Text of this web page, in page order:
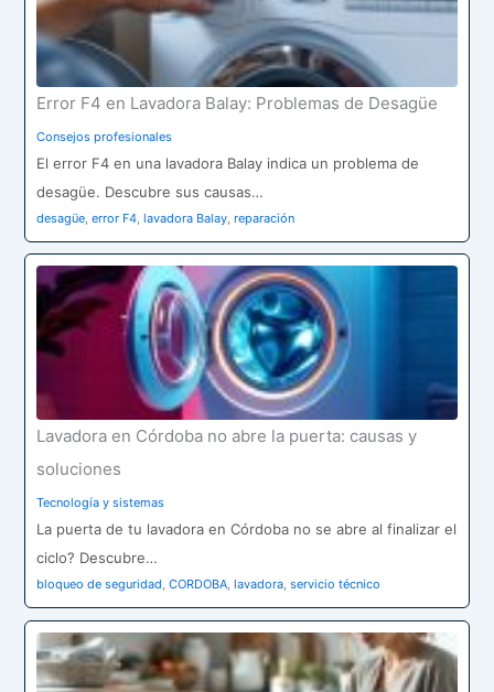
Error F4 en Lavadora Balay: Problemas de Desagüe
Consejos profesionales
El error F4 en una lavadora Balay indica un problema de
desagüe. Descubre sus causas…
desagüe ,error F4 ,lavadora Balay ,reparación
Lavadora en Córdoba no abre la puerta: causas y
soluciones
Tecnología y sistemas
La puerta de tu lavadora en Córdoba no se abre al finalizar el
ciclo? Descubre…
bloqueo de seguridad,CORDOBA,lavadora,servicio técnico